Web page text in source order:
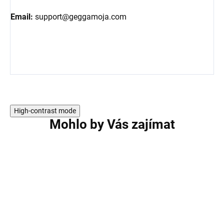
Email: support@geggamoja.com
High-contrast mode
Mohlo by Vás zajímat